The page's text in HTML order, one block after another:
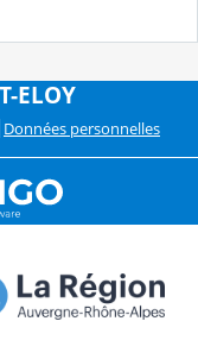
ELOY
Données personnelles